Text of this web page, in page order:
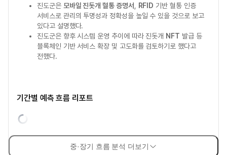
진도군은 모바일 진돗개 혈통 증명서 RFID 기반 혈통 인증
서비스로 관리의 투명성과 정확성을 높일 수 있을 것으로 보고
있다고 설명했다.
진도군은 향후 시스템 운영 추이에 따라 진돗개 NFT 발급 등
블록체인 기반 서비스 확장 및 고도화를 검토하기로 했다고
전했다.
기간별 예측 흐름 리포트
중·장기 흐름 분석 더보기